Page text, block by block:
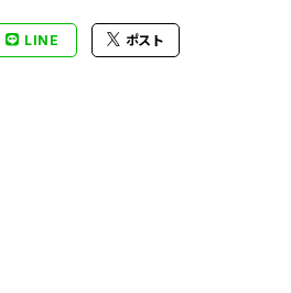
LINE ポスト